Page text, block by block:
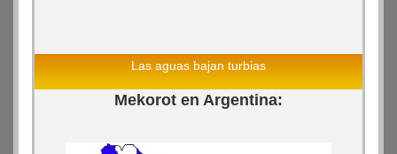
Las aguas bajan turbias
Mekorot en Argentina: